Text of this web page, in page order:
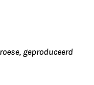
geproduceerd